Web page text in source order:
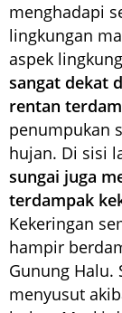
menghadapi
lingkungan
aspek
sangat dekat
rentan
penumpukan
hujan. Di sisi
sungai juga
terdampak
Kekeringan
hampir
Gunung Halu.
menyusut